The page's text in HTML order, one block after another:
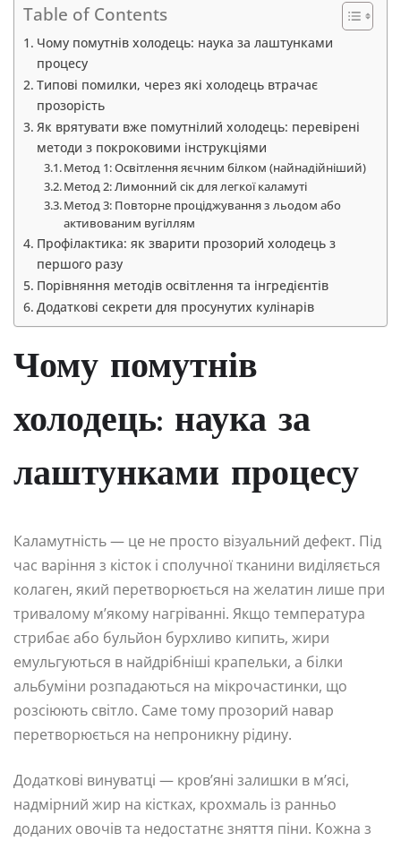
Table of Contents
Чому помутнів холодець: наука за лаштунками
процесу
Типові помилки, через які холодець втрачає
прозорість
Як врятувати вже помутнілий холодець: перевірені
методи з покроковими інструкціями
Метод 1: Освітлення яєчним білком (найнадійніший)
Метод 2: Лимонний сік для легкої каламуті
Метод 3: Повторне проціджування з льодом або
активованим вугіллям
Профілактика: як зварити прозорий холодець з
першого разу
Порівняння методів освітлення та інгредієнтів
Додаткові секрети для просунутих кулінарів
Чому помутнів
холодець: наука за
лаштунками процесу
Каламутність — це не просто візуальний дефект. Під
час варіння з кісток і сполучної тканини виділяється
колаген, який перетворюється на желатин лише при
тривалому м’якому нагріванні. Якщо температура
стрибає або бульйон бурхливо кипить, жири
емульгуються в найдрібніші крапельки, а білки
альбуміни розпадаються на мікрочастинки, що
розсіюють світло. Саме тому прозорий навар
перетворюється на непроникну рідину.
Додаткові винуватці — кров’яні залишки в м’ясі,
надмірний жир на кістках, крохмаль із ранньо
доданих овочів та недостатнє зняття піни. Кожна з